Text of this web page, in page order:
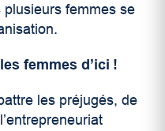
femmes se
femmes d’ici !
les préjugés, de